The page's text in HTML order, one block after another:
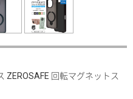
回転マグネットス